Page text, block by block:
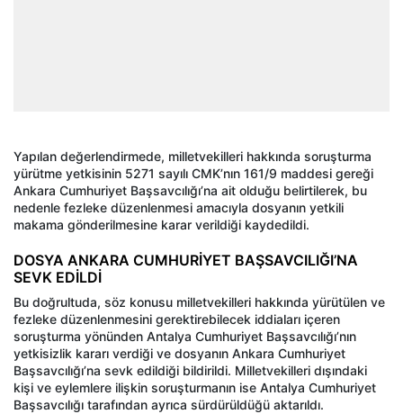
Yapılan değerlendirmede, milletvekilleri hakkında soruşturma
yürütme yetkisinin 5271 sayılı CMK’nın 161/9 maddesi gereği
Ankara Cumhuriyet Başsavcılığı’na ait olduğu belirtilerek, bu
nedenle fezleke düzenlenmesi amacıyla dosyanın yetkili
makama gönderilmesine karar verildiği kaydedildi.
DOSYA ANKARA CUMHURİYET BAŞSAVCILIĞI’NA
SEVK EDİLDİ
Bu doğrultuda, söz konusu milletvekilleri hakkında yürütülen ve
fezleke düzenlenmesini gerektirebilecek iddiaları içeren
soruşturma yönünden Antalya Cumhuriyet Başsavcılığı’nın
yetkisizlik kararı verdiği ve dosyanın Ankara Cumhuriyet
Başsavcılığı’na sevk edildiği bildirildi. Milletvekilleri dışındaki
kişi ve eylemlere ilişkin soruşturmanın ise Antalya Cumhuriyet
Başsavcılığı tarafından ayrıca sürdürüldüğü aktarıldı.